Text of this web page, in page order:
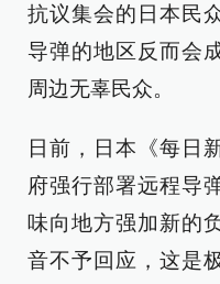
抗议集会的日本民
导弹的地区反而会
周边无辜民众。
日前，日本《每日
府强行部署远程导
味向地方强加新的
音不予回应，这是